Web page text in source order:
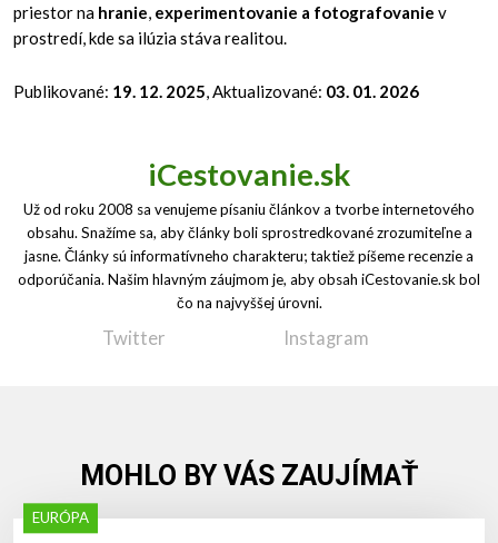
priestor na hranie, experimentovanie a fotografovanie v
prostredí, kde sa ilúzia stáva realitou.
Publikované: 19. 12. 2025, Aktualizované: 03. 01. 2026
iCestovanie.sk
Už od roku 2008 sa venujeme písaniu článkov a tvorbe internetového
obsahu. Snažíme sa, aby články boli sprostredkované zrozumiteľne a
jasne. Články sú informatívneho charakteru; taktiež píšeme recenzie a
odporúčania. Našim hlavným záujmom je, aby obsah iCestovanie.sk bol
čo na najvyššej úrovni.
Twitter Instagram
MOHLO BY VÁS ZAUJÍMAŤ
EURÓPA